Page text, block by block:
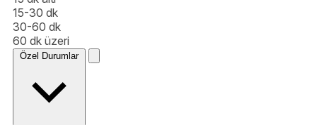
15-30 dk
30-60 dk
60 dk üzeri
Özel Durumlar